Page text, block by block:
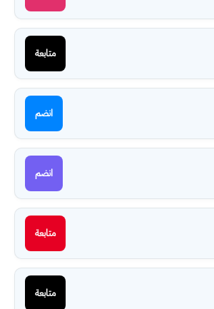
متابعة
انضم
انضم
متابعة
متابعة